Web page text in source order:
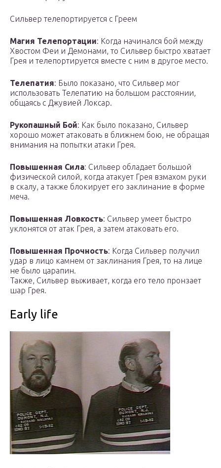
Сильвер телепортируется с Греем
Магия Телепортации: Когда начинался бой между
Хвостом Феи и Демонами, то Сильвер быстро хватает
Грея и телепортируется вместе с ним в другое место.
Телепатия: Было показано, что Сильвер мог
использовать Телепатию на большом расстоянии,
общаясь с Джувией Локсар.
Рукопашный Бой: Как было показано, Сильвер
хорошо может атаковать в ближнем бою, не обращая
внимания на попытки атаки Грея.
Повышенная Сила: Сильвер обладает большой
физической силой, когда атакует Грея взмахом руки
в скалу, а также блокирует его заклинание в форме
меча.
Повышенная Ловкость: Сильвер умеет быстро
уклонятся от атак Грея, а затем атаковать его.
Повышенная Прочность: Когда Сильвер получил
удар в лицо камнем от заклинания Грея, то на лице
не было царапин.
Также, Сильвер выживает, когда его тело пронзает
шар Грея.
Early life